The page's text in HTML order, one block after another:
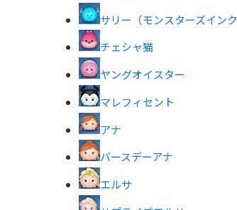
サリー（モンスターズインク
チェシャ猫
ヤングオイスター
マレフィセント
アナ
バースデーアナ
エルサ